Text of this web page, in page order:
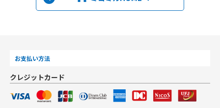
お支払い方法
クレジットカード